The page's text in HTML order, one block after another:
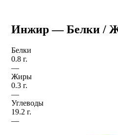
Инжир — Белки /
Белки
0.8 г.
—
Жиры
0.3 г.
—
Углеводы
19.2 г.
—